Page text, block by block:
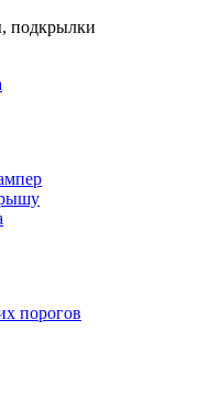
подкрылки
порогов